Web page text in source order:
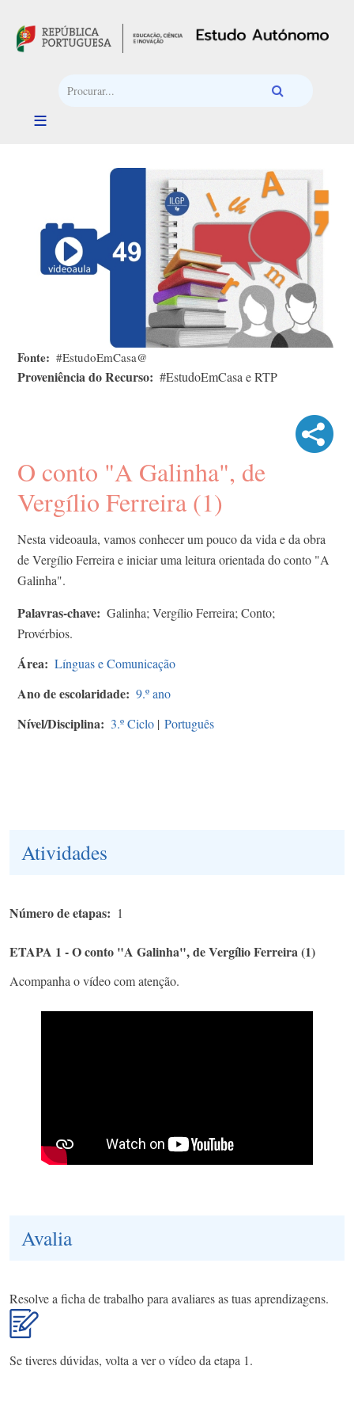
Fonte #EstudoEmCasa@
Proveniência do Recurso #EstudoEmCasa e RTP
O conto "A Galinha", de
Vergílio Ferreira (1)
Nesta videoaula, vamos conhecer um pouco da vida e da obra
de Vergílio Ferreira e iniciar uma leitura orientada do conto "A
Galinha".
Palavras-chave
Galinha; Vergílio Ferreira; Conto;
Provérbios.
Área Línguas e Comunicação
Ano de escolaridade 9.º ano
Nível/Disciplina 3.º Ciclo | Português
Atividades
Número de etapas 1
ETAPA 1 - O conto "A Galinha", de Vergílio Ferreira (1)
Acompanha o vídeo com atenção.
Avalia
Resolve a ficha de trabalho para avaliares as tuas aprendizagens.
Se tiveres dúvidas, volta a ver o vídeo da etapa 1.